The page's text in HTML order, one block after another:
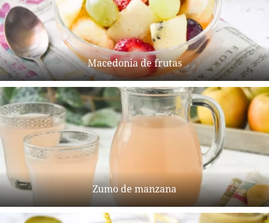
Macedonia de frutas
Zumo de manzana